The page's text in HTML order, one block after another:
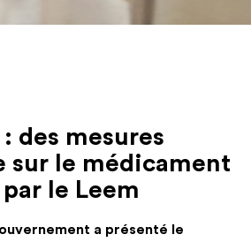
: des mesures
sur le médicament
le Leem
a présenté le